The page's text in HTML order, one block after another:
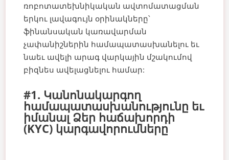
ռոբոտատեխնիկական ավտոմատացման
երկու լավագույն օրինակները՝
ֆինանսական կառավարման
չափանիշներին համապատասխանելու եւ
նաեւ ավելի արագ վարկային մշակումով
բիզնես ավելացնելու համար:
#1. Կանոնակարգող
համապատասխանությունը եւ
իմանալ Ձեր հաճախորդի
(KYC) կարգավորումները